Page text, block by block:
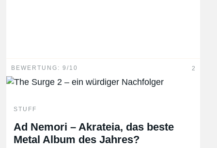
BEWERTUNG: 9/10 2
STUFF
Ad Nemori – Akrateia, das beste
Metal Album des Jahres?